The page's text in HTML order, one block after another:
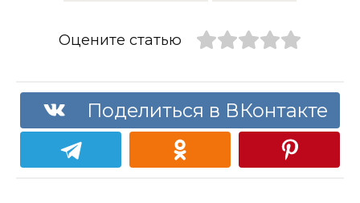
Оцените статью
Поделиться в ВКонтакте